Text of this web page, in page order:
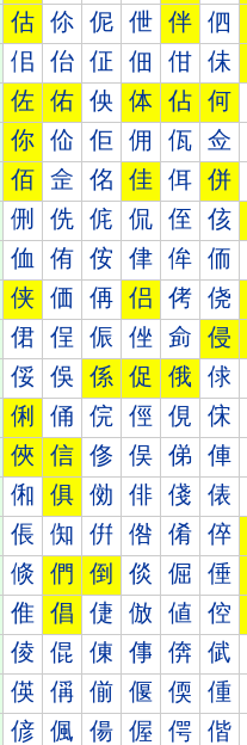
估 伱 伲 伳 伴 伵
佀 佁 佂 佃 佄 佅
佐 佑 佒 体 佔 何
你 佡 佢 佣 佤 佥
佰 佱 佲 佳 佴 併
侀 侁 侂 侃 侄 侅
侐 侑 侒 侓 侔 侕
侠 価 侢 侣 侤 侥
侰 侱 侲 侳 侴 侵
俀 俁 係 促 俄 俅
俐 俑 俒 俓 俔 俕
俠 信 俢 俣 俤 俥
俰 俱 俲 俳 俴 俵
倀 倁 倂 倃 倄 倅
倐 們 倒 倓 倔 倕
倠 倡 倢 倣 値 倥
倰 倱 倲 倳 倴 倵
偀 偁 偂 偃 偄 偅
偐 偑 偒 偓 偔 偕